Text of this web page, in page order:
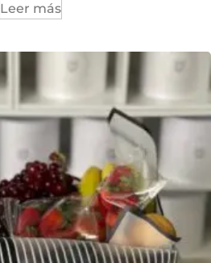
Leer más